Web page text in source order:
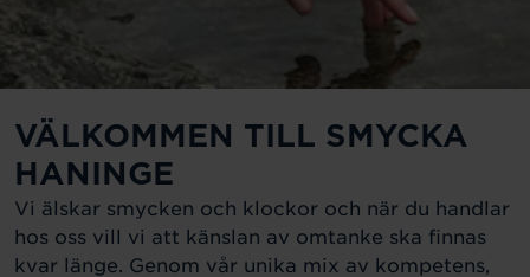
VÄLKOMMEN TILL SMYCKA
HANINGE
Vi älskar smycken och klockor och när du handlar
hos oss vill vi att känslan av omtanke ska finnas
kvar länge. Genom vår unika mix av kompetens,